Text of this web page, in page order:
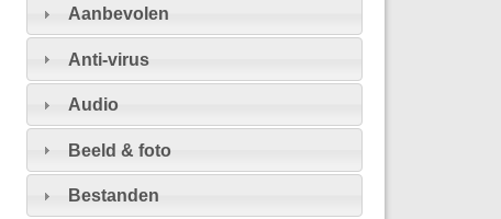
Aanbevolen
Anti-virus
Audio
Beeld & foto
Bestanden